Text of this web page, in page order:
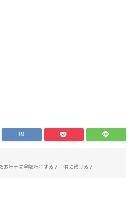
お年玉は全額貯金する？子供に預ける？